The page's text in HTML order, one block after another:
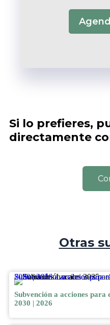
Si lo prefieres,
directamente
Otras
Subvención a acciones para el impulso de los ODS de la Agenda 2030 | 2026
Subvención a acciones para
2030 | 2026